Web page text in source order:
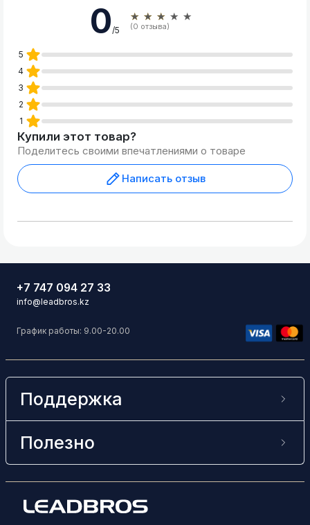
0/5
★★★★★
(0 отзыва)
5
4
3
2
1
Купили этот товар?
Поделитесь своими впечатлениями о товаре
Написать отзыв
Поддержка
Полезно
+7 747 094 27 33
info@leadbros.kz
График работы: 9.00-20.00